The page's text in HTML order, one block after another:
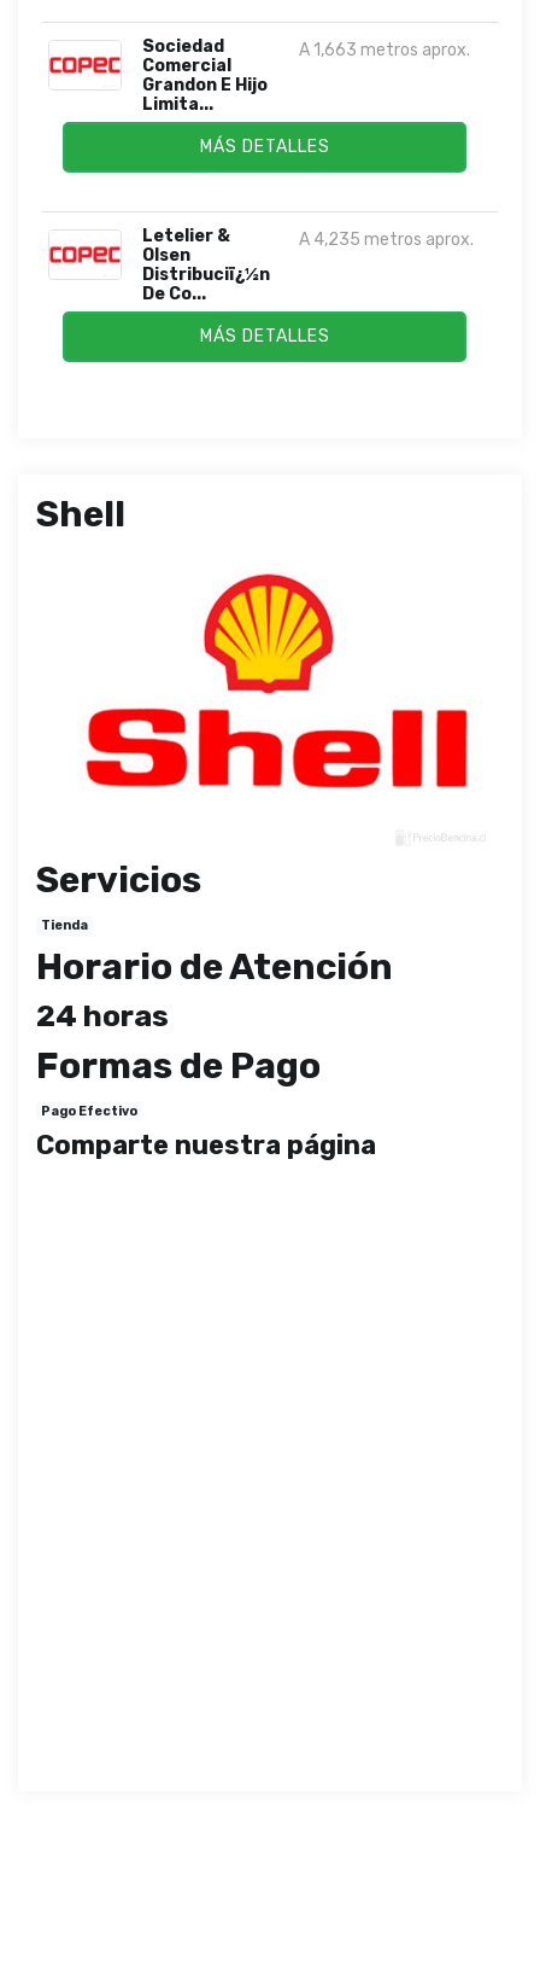
Sociedad
Comercial
Grandon E Hijo
Limita...
A 1,663 metros aprox.
MÁS DETALLES
Letelier &
Olsen
Distribuciï¿½n
De Co...
A 4,235 metros aprox.
MÁS DETALLES
Shell
Servicios
Tienda
Horario de Atención
24 horas
Formas de Pago
Pago Efectivo
Comparte nuestra página